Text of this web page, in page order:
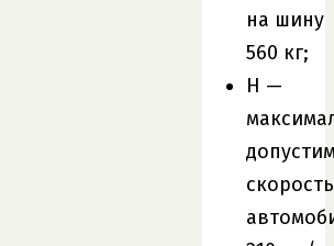
на шину
560 кг;
H —
скорость